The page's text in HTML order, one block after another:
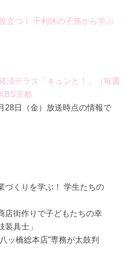
立つ！ 千利休の子孫から学ぶ
済テラス「キュンと！」（毎週
京都
28日（金）放送時点の情報で
づくりを学ぶ！ 学生たちの
店街作りで子どもたちの幸
装具士」
ッ橋総本店”専務が太鼓判